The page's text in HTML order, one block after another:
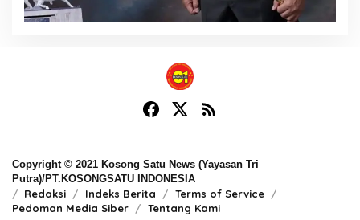
Copyright © 2021 Kosong Satu News (Yayasan Tri
Putra)/PT.KOSONGSATU INDONESIA
Redaksi Indeks Berita
Terms of Service
Pedoman Media Siber
Tentang Kami